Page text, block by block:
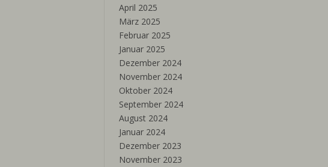
April 2025
März 2025
Februar 2025
Januar 2025
Dezember 2024
November 2024
Oktober 2024
September 2024
August 2024
Januar 2024
Dezember 2023
November 2023